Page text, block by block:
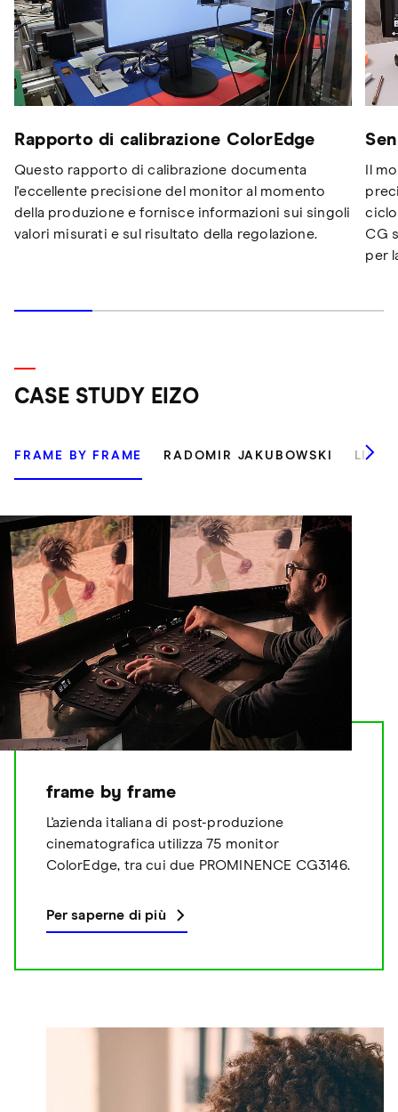
Rapporto di calibrazione ColorEdge
Questo rapporto di calibrazione documenta
l'eccellente precisione del monitor al momento
della produzione e fornisce informazioni sui singoli
valori misurati e sul risultato della regolazione.
Il
CG
per
CASE STUDY EIZO
FRAME BY FRAME RADOMIR JAKUBOWSKI LILLI
frame by frame
L'azienda italiana di post-produzione
cinematografica utilizza 75 monitor
ColorEdge, tra cui due PROMINENCE CG3146.
Per saperne di più